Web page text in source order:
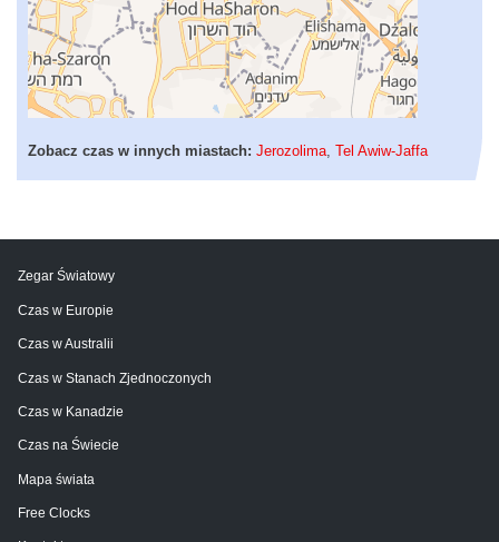
Zobacz czas w innych miastach: Jerozolima Tel Awiw-Jaffa
Zegar Światowy
Czas w Europie
Czas w Australii
Czas w Stanach Zjednoczonych
Czas w Kanadzie
Czas na Świecie
Mapa świata
Free Clocks